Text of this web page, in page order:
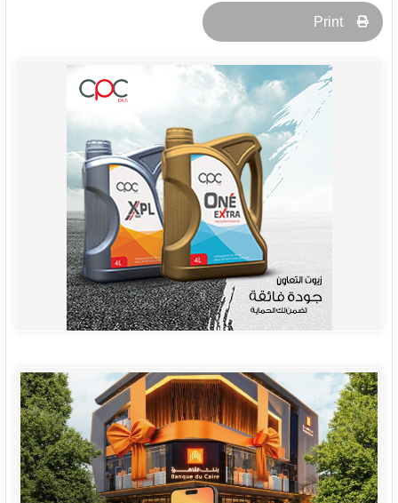
Print